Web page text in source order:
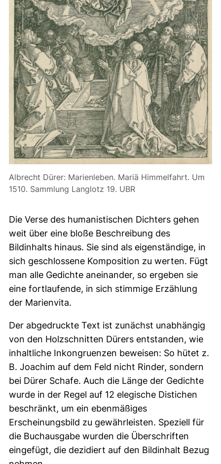
Albrecht Dürer: Marienleben. Mariä Himmelfahrt. Um
1510. Sammlung Langlotz 19. UBR
Die Verse des humanistischen Dichters gehen
weit über eine bloße Beschreibung des
Bildinhalts hinaus. Sie sind als eigenständige, in
sich geschlossene Komposition zu werten. Fügt
man alle Gedichte aneinander, so ergeben sie
eine fortlaufende, in sich stimmige Erzählung
der Marienvita.
Der abgedruckte Text ist zunächst unabhängig
von den Holzschnitten Dürers entstanden, wie
inhaltliche Inkongruenzen beweisen: So hütet z.
B. Joachim auf dem Feld nicht Rinder, sondern
bei Dürer Schafe. Auch die Länge der Gedichte
wurde in der Regel auf 12 elegische Distichen
beschränkt, um ein ebenmäßiges
Erscheinungsbild zu gewährleisten. Speziell für
die Buchausgabe wurden die Überschriften
eingefügt, die dezidiert auf den Bildinhalt Bezug